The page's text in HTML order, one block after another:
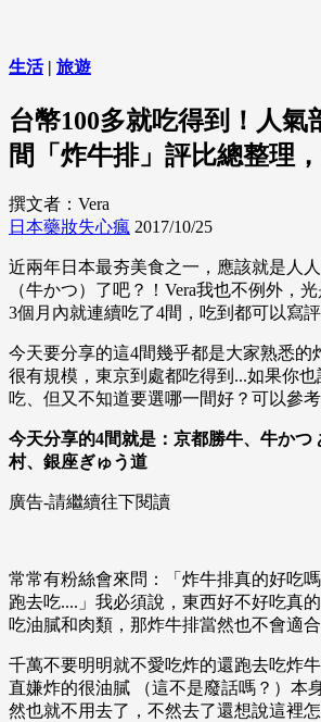
生活| 旅遊
台幣100多就吃得到！人氣
間「炸牛排」評比總整理
撰文者：Vera
日本藥妝失心瘋 2017/10/25
近兩年日本最夯美食之一，應該就是人
（牛かつ）了吧？！Vera我也不例外，
3個月內就連續吃了4間，吃到都可以寫
今天要分享的這4間幾乎都是大家熟悉的
很有規模，東京到處都吃得到...如果你
吃、但又不知道要選哪一間好？可以參
今天分享的4間就是：京都勝牛、牛かつ
村、銀座ぎゅう道
廣告-請繼續往下閱讀
常常有粉絲會來問：「炸牛排真的好吃
跑去吃....」我必須說，東西好不好吃真
吃油膩和肉類，那炸牛排當然也不會適
千萬不要明明就不愛吃炸的還跑去吃炸
直嫌炸的很油膩 （這不是廢話嗎？）本
然也就不用去了，不然去了還想說這裡